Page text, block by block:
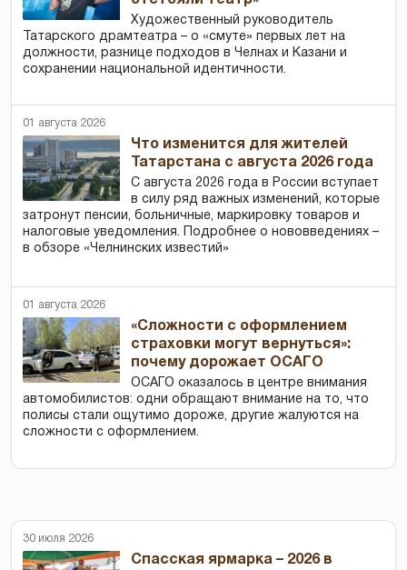
Художественный руководитель
Татарского драмтеатра – о «смуте» первых лет на
должности, разнице подходов в Челнах и Казани и
сохранении национальной идентичности.
01 августа 2026
Что изменится для жителей
Татарстана с августа 2026 года
С августа 2026 года в России вступает
в силу ряд важных изменений, которые
затронут пенсии, больничные, маркировку товаров и
налоговые уведомления. Подробнее о нововведениях –
в обзоре «Челнинских известий»
01 августа 2026
«Сложности с оформлением
страховки могут вернуться»:
почему дорожает ОСАГО
ОСАГО оказалось в центре внимания
автомобилистов: одни обращают внимание на то, что
полисы стали ощутимо дороже, другие жалуются на
сложности с оформлением.
30 июля 2026
Спасская ярмарка – 2026 в